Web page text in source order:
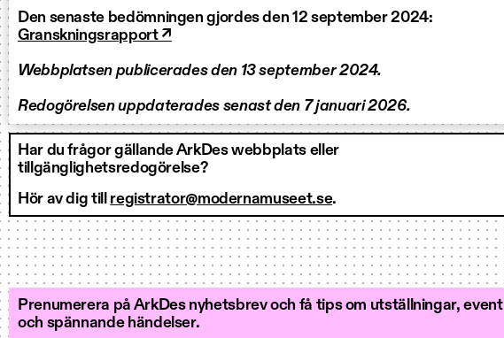
Den senaste bedömningen gjordes den 12 september 2024:
Granskningsrapport ↗
Webbplatsen publicerades den 13 september 2024.
Redogörelsen uppdaterades senast den 7 januari 2026.
Har du frågor gällande ArkDes webbplats eller
tillgänglighetsredogörelse?
Hör av dig till registrator@modernamuseet.se.
Prenumerera på ArkDes nyhetsbrev och få tips om utställningar, event
och spännande händelser.